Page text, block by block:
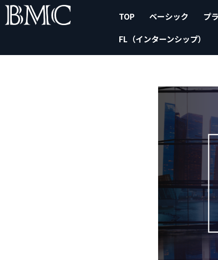
内
容
キ
TOP ベーシック プ
FL（インターンシップ）
navigation